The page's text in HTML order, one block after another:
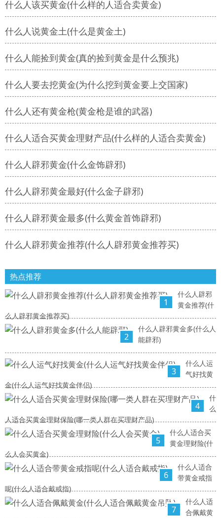
什么人该买黄金(什么样的人适合卖黄金)
什么人说黄金土(什么是黄金土)
什么人能捡到黄金(真的捡到黄金是什么预兆)
什么人要去挖黄金(为什么挖到黄金要上交国家)
什么人还有黄金枪(黄金枪是谁的武器)
什么人适合买黄金理财产品(什么样的人适合卖黄金)
什么人辟邪黄金(什么金饰辟邪)
什么人辟邪黄金最好(什么金子辟邪)
什么人辟邪黄金最多(什么黄金首饰辟邪)
什么人辟邪黄金推荐(什么人辟邪黄金推荐买)
热点推荐
1
什么人辟邪
黄金推荐(什
么人辟邪黄金推荐买)
2
什么人辟邪黄金多(什么人
能辟邪)
3
什么人运
气好找黄
金(什么人运气好找黄金伴侣)
4
什
么
人适合买黄金理财保险(哪一类人群在买理财产品)
5
什么人适合买
黄金理财险(什
么人会买黄金)
6
什么人适合
带黄金戒指
呢(什么人适合戴戒指)
7
什么人适
合佩戴黄